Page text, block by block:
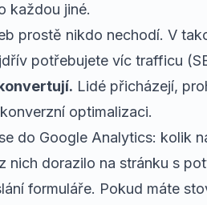
každou jiné.
prostě nikdo nechodí. V
potřebujete víc trafficu
Lidé přicházejí,
optimalizaci.
do Google Analytics: kolik
nich dorazilo na stránku s
formuláře. Pokud máte